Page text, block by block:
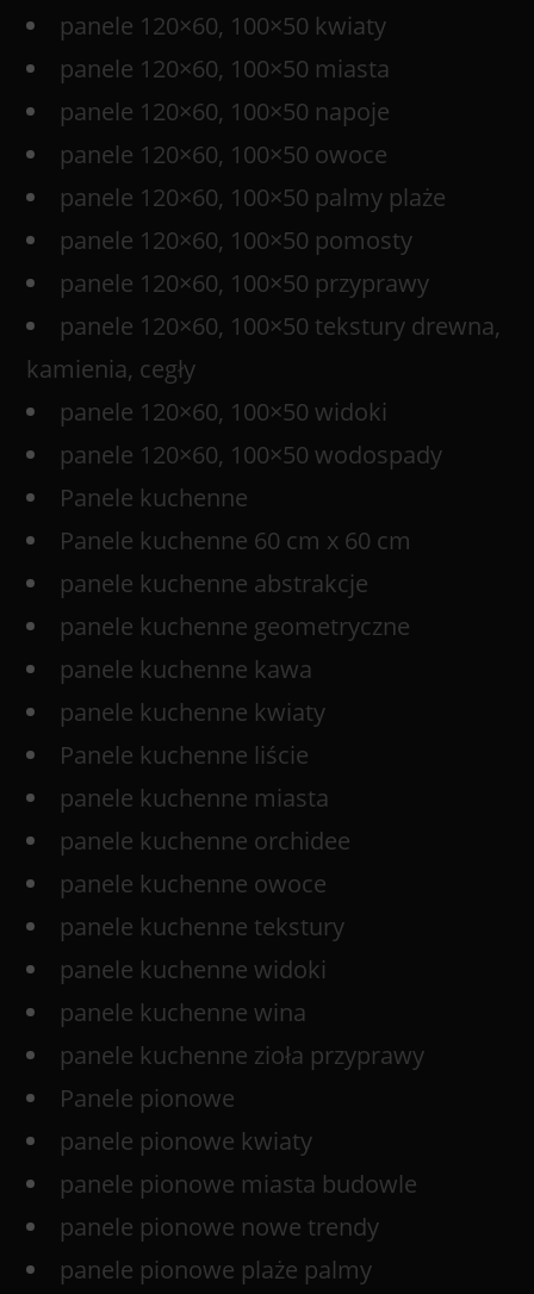
panele 120×60, 100×50 kwiaty
panele 120×60, 100×50 miasta
panele 120×60, 100×50 napoje
panele 120×60, 100×50 owoce
panele 120×60, 100×50 palmy plaże
panele 120×60, 100×50 pomosty
panele 120×60, 100×50 przyprawy
panele 120×60, 100×50 tekstury drewna,
kamienia, cegły
panele 120×60, 100×50 widoki
panele 120×60, 100×50 wodospady
Panele kuchenne
Panele kuchenne 60 cm x 60 cm
panele kuchenne abstrakcje
panele kuchenne geometryczne
panele kuchenne kawa
panele kuchenne kwiaty
Panele kuchenne liście
panele kuchenne miasta
panele kuchenne orchidee
panele kuchenne owoce
panele kuchenne tekstury
panele kuchenne widoki
panele kuchenne wina
panele kuchenne zioła przyprawy
Panele pionowe
panele pionowe kwiaty
panele pionowe miasta budowle
panele pionowe nowe trendy
panele pionowe plaże palmy